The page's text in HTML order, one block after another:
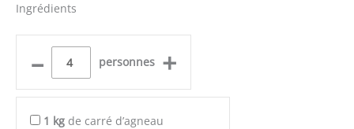
Ingrédients
– personnes +
1 kg de carré d’agneau